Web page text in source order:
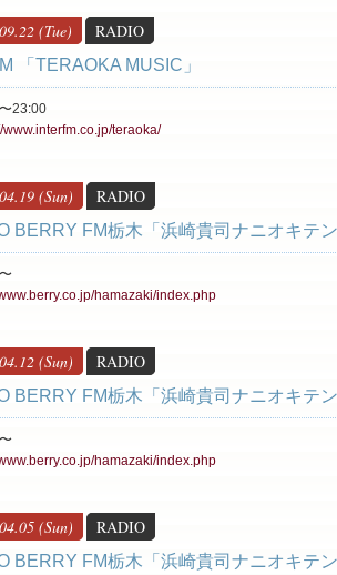
(Tue) RADIO
「TERAOKA MUSIC」
23:00
www.interfm.co.jp/teraoka/
(Sun) RADIO
BERRY FM栃木「浜崎貴司ナニオキテン
hamazaki/index.php
(Sun) RADIO
BERRY FM栃木「浜崎貴司ナニオキテン
hamazaki/index.php
(Sun) RADIO
BERRY FM栃木「浜崎貴司ナニオキテン